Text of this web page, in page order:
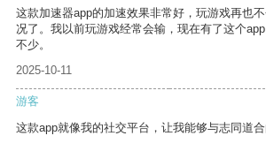
这款加速器app的加速效果非常好，玩游戏再也
况了。我以前玩游戏经常会输，现在有了这个
不少。
2025-10-11
游客
这款app就像我的社交平台，让我能够与志同道合